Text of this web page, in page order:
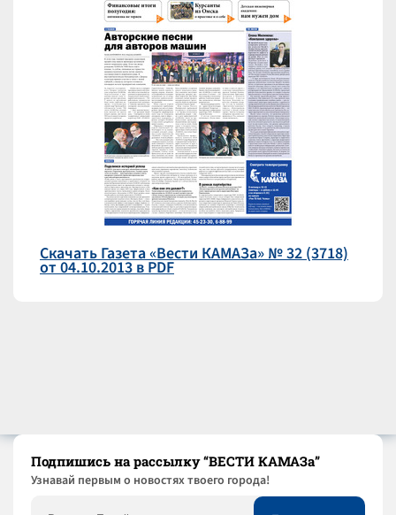
Скачать Газета «Вести КАМАЗа» № 32 (3718)
от 04.10.2013 в PDF
Подпишись на рассылку “ВЕСТИ КАМАЗа”
Узнaвай первым о новостях твоего города!